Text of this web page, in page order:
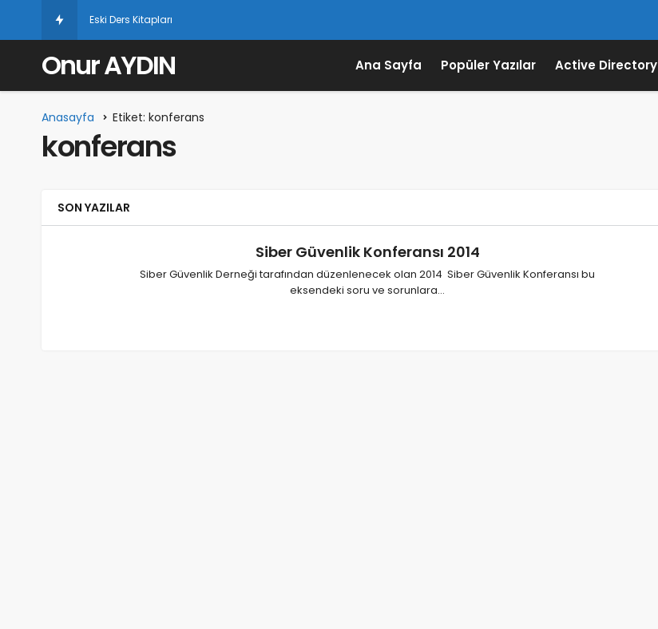
Eski Ders Kitapları
Onur AYDIN Ana Sayfa Popüler Yazılar Active Directory
Anasayfa Etiket: konferans
konferans
SON YAZILAR
Siber Güvenlik Konferansı 2014
Siber Güvenlik Derneği tarafından düzenlenecek olan 2014 Siber Güvenlik Konferansı bu
eksendeki soru ve sorunlara…